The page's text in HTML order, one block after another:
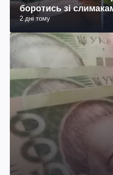
боротись зі
2 дні тому